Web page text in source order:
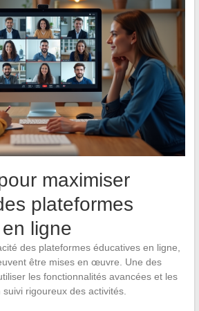
maximiser
plateformes
ligne
des plateformes éducatives en ligne,
être mises en œuvre. Une des
les fonctionnalités avancées et les
rigoureux des activités.